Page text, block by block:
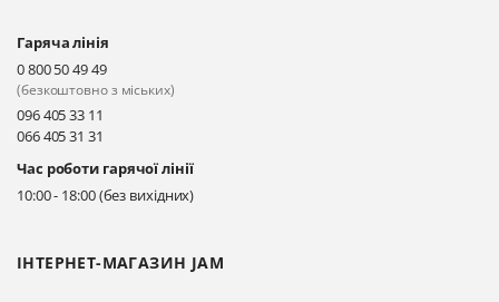
ІНТЕРНЕТ-МАГАЗИН JAM
Гаряча лінія
0 800 50 49 49
(безкоштовно з міських)
096 405 33 11
066 405 31 31
Час роботи гарячої лінії
10:00 - 18:00 (без вихідних)